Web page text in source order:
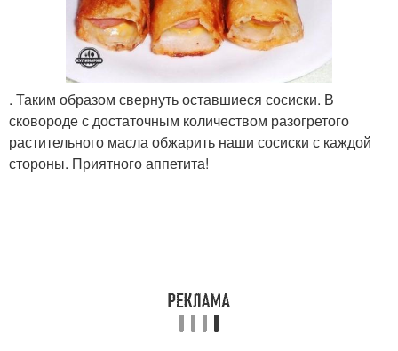
. Таким образом свернуть оставшиеся сосиски. В
сковороде с достаточным количеством разогретого
растительного масла обжарить наши сосиски с каждой
стороны. Приятного аппетита!